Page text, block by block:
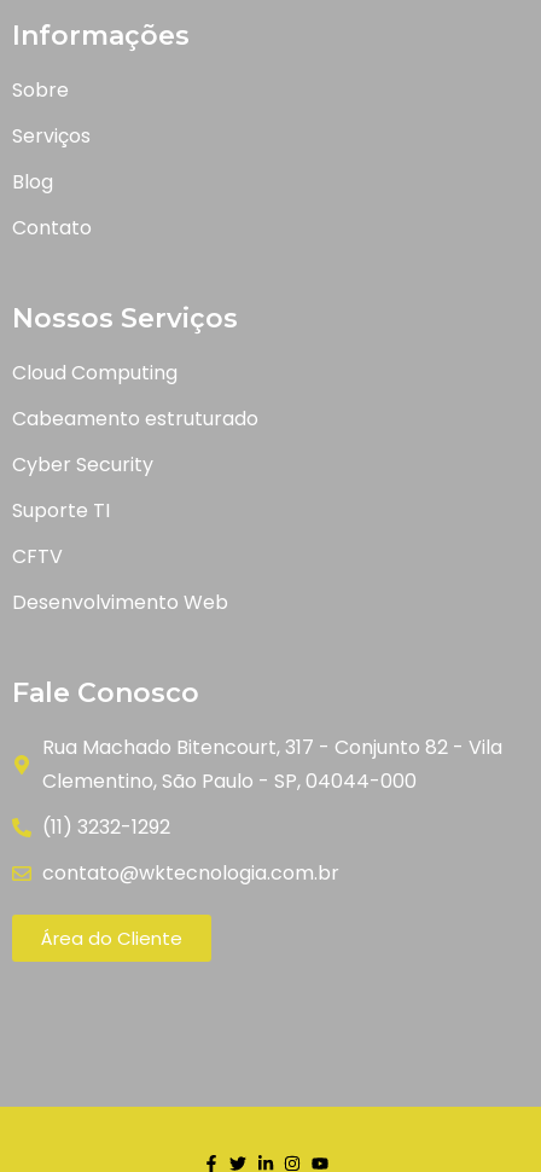
Informações
Sobre
Serviços
Blog
Contato
Nossos Serviços
Cloud Computing
Cabeamento estruturado
Cyber Security
Suporte TI
CFTV
Desenvolvimento Web
Fale Conosco
Rua Machado Bitencourt, 317 - Conjunto 82 - Vila
Clementino, São Paulo - SP, 04044-000
(11) 3232-1292
contato@wktecnologia.com.br
Área do Cliente